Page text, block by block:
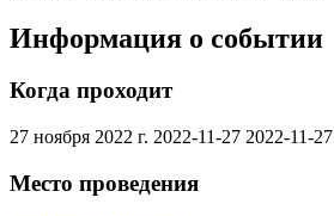
Информация о событии
Когда проходит
27 ноября 2022 г. 2022-11-27 2022-11-27
Место проведения